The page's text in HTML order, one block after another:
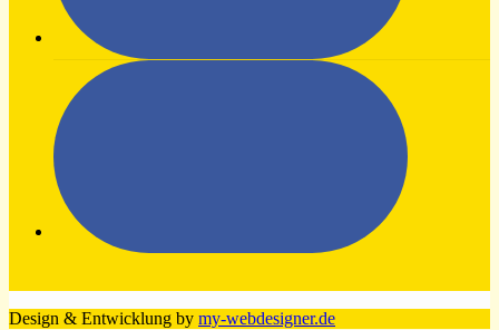
Design & Entwicklung by my-webdesigner.de